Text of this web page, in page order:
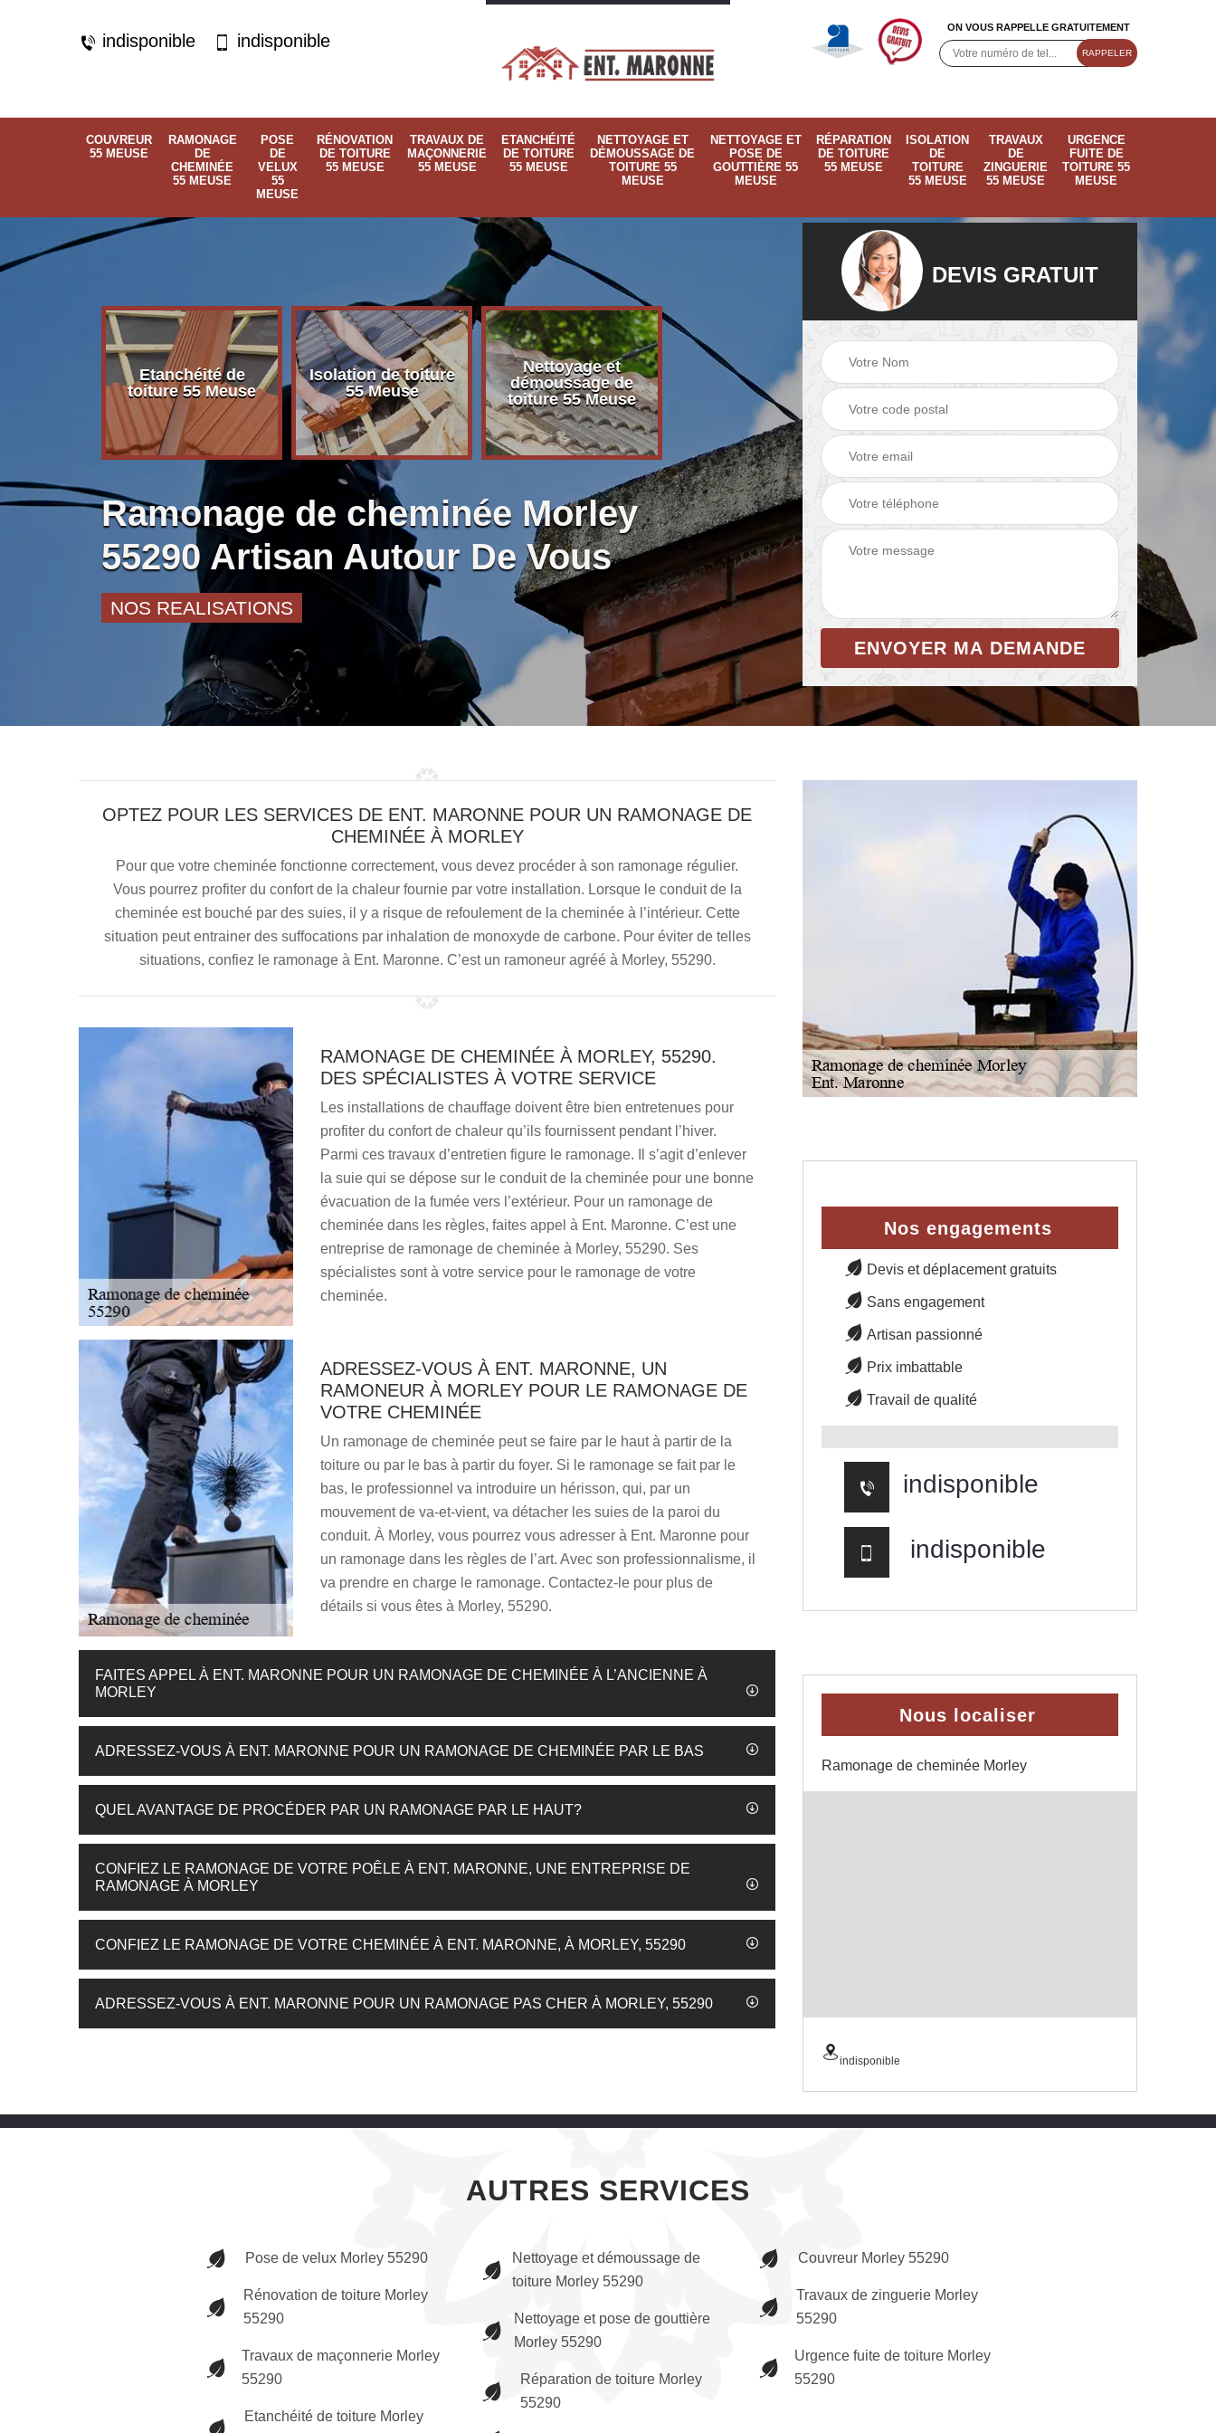
indisponible indisponible
ON VOUS RAPPELLE GRATUITEMENT
COUVREUR
55 MEUSE
RAMONAGE
DE
CHEMINÉE
55 MEUSE
POSE
DE
VELUX
55
MEUSE
RÉNOVATION
DE TOITURE
55 MEUSE
TRAVAUX DE
MAÇONNERIE
55 MEUSE
ETANCHÉITÉ
DE TOITURE
55 MEUSE
NETTOYAGE ET
DÉMOUSSAGE DE
TOITURE 55
MEUSE
NETTOYAGE ET
POSE DE
GOUTTIÈRE 55
MEUSE
RÉPARATION
DE TOITURE
55 MEUSE
ISOLATION
DE
TOITURE
55 MEUSE
TRAVAUX
DE
ZINGUERIE
55 MEUSE
URGENCE
FUITE DE
TOITURE 55
MEUSE
Etanchéité de
toiture 55 Meuse
Isolation de toiture
55 Meuse
Nettoyage et
démoussage de
toiture 55 Meuse
Nettoyage et pose
de gouttière 55
Meuse
Meuse
Ramonage de
cheminée 55
Ramonage de cheminée Morley
55290 Artisan Autour De Vous
NOS REALISATIONS
DEVIS GRATUIT
OPTEZ POUR LES SERVICES DE ENT. MARONNE POUR UN RAMONAGE DE
CHEMINÉE À MORLEY
Pour que votre cheminée fonctionne correctement, vous devez procéder à son ramonage régulier.
Vous pourrez profiter du confort de la chaleur fournie par votre installation. Lorsque le conduit de la
cheminée est bouché par des suies, il y a risque de refoulement de la cheminée à l’intérieur. Cette
situation peut entrainer des suffocations par inhalation de monoxyde de carbone. Pour éviter de telles
situations, confiez le ramonage à Ent. Maronne. C’est un ramoneur agréé à Morley, 55290.
RAMONAGE DE CHEMINÉE À MORLEY, 55290.
DES SPÉCIALISTES À VOTRE SERVICE
Les installations de chauffage doivent être bien entretenues pour
profiter du confort de chaleur qu’ils fournissent pendant l’hiver.
Parmi ces travaux d’entretien figure le ramonage. Il s’agit d’enlever
la suie qui se dépose sur le conduit de la cheminée pour une bonne
évacuation de la fumée vers l’extérieur. Pour un ramonage de
cheminée dans les règles, faites appel à Ent. Maronne. C’est une
entreprise de ramonage de cheminée à Morley, 55290. Ses
spécialistes sont à votre service pour le ramonage de votre
cheminée.
ADRESSEZ-VOUS À ENT. MARONNE, UN
RAMONEUR À MORLEY POUR LE RAMONAGE DE
VOTRE CHEMINÉE
Un ramonage de cheminée peut se faire par le haut à partir de la
toiture ou par le bas à partir du foyer. Si le ramonage se fait par le
bas, le professionnel va introduire un hérisson, qui, par un
mouvement de va-et-vient, va détacher les suies de la paroi du
conduit. À Morley, vous pourrez vous adresser à Ent. Maronne pour
un ramonage dans les règles de l’art. Avec son professionnalisme, il
va prendre en charge le ramonage. Contactez-le pour plus de
détails si vous êtes à Morley, 55290.
FAITES APPEL À ENT. MARONNE POUR UN RAMONAGE DE CHEMINÉE À L’ANCIENNE À
MORLEY
ADRESSEZ-VOUS À ENT. MARONNE POUR UN RAMONAGE DE CHEMINÉE PAR LE BAS
QUEL AVANTAGE DE PROCÉDER PAR UN RAMONAGE PAR LE HAUT?
CONFIEZ LE RAMONAGE DE VOTRE POÊLE À ENT. MARONNE, UNE ENTREPRISE DE
RAMONAGE À MORLEY
CONFIEZ LE RAMONAGE DE VOTRE CHEMINÉE À ENT. MARONNE, À MORLEY, 55290
ADRESSEZ-VOUS À ENT. MARONNE POUR UN RAMONAGE PAS CHER À MORLEY, 55290
Nos engagements
Devis et déplacement gratuits
Sans engagement
Artisan passionné
Prix imbattable
Travail de qualité
indisponible
indisponible
Nous localiser
Ramonage de cheminée Morley
indisponible
AUTRES SERVICES
Pose de velux Morley 55290
Rénovation de toiture Morley
55290
Travaux de maçonnerie Morley
55290
Etanchéité de toiture Morley
Nettoyage et démoussage de
toiture Morley 55290
Nettoyage et pose de gouttière
Morley 55290
Réparation de toiture Morley
55290
Couvreur Morley 55290
Travaux de zinguerie Morley
55290
Urgence fuite de toiture Morley
55290